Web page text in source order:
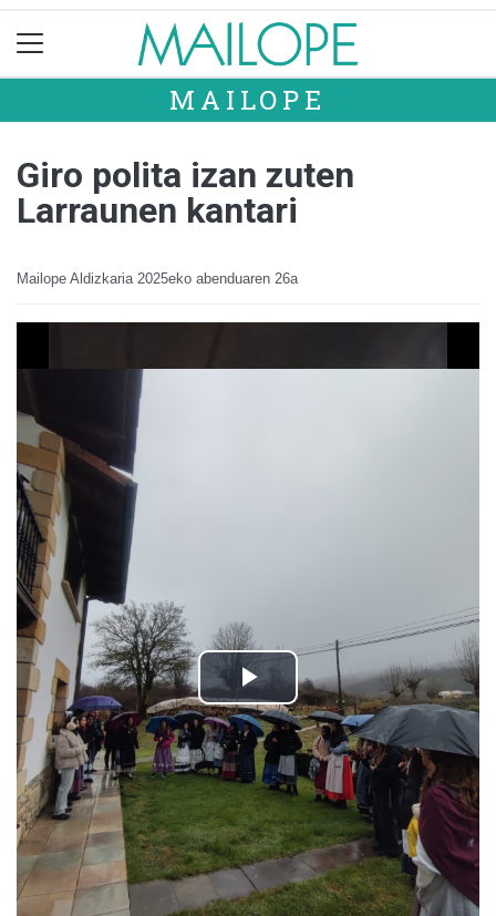
MAILOPE
Giro polita izan zuten
Larraunen kantari
Mailope Aldizkaria 2025eko abenduaren 26a